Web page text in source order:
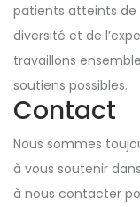
patients atteints de
diversité et de
travaillons
soutiens possibles.
Contact
Nous sommes
à vous soutenir
à nous contacter